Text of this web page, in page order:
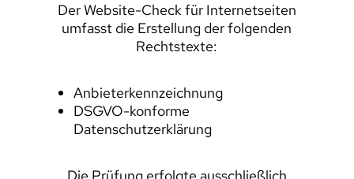
Der Website-Check für Internetseiten
umfasst die Erstellung der folgenden
Rechtstexte:
Anbieterkennzeichnung
DSGVO-konforme
Datenschutzerklärung